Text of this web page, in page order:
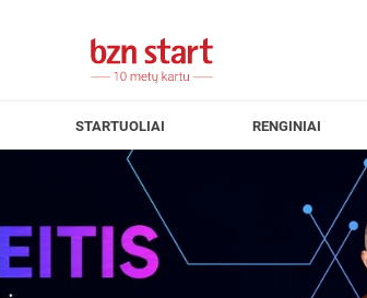
STARTUOLIAI RENGINIAI